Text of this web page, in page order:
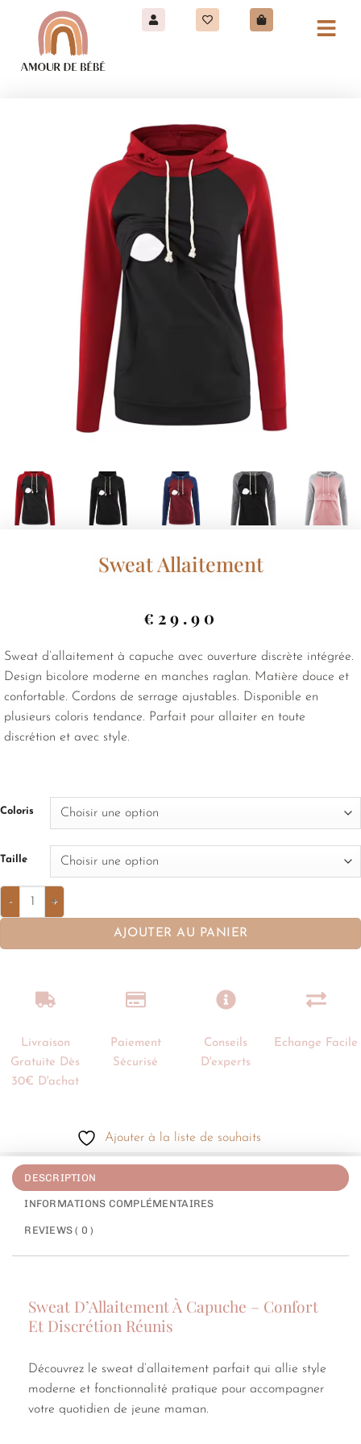
Sweat Allaitement
€ 29.90
Sweat d’allaitement à capuche avec ouverture discrète intégrée.
Design bicolore moderne en manches raglan. Matière douce et
confortable. Cordons de serrage ajustables. Disponible en
plusieurs coloris tendance. Parfait pour allaiter en toute
discrétion et avec style.
Coloris
Taille
AJOUTER AU PANIER
Livraison
Gratuite Dès
30€ D'achat
Paiement
Sécurisé
Conseils
D'experts
Echange Facile
Ajouter à la liste de souhaits
DESCRIPTION
INFORMATIONS COMPLÉMENTAIRES
REVIEWS ( 0 )
Sweat D’Allaitement À Capuche – Confort
Et Discrétion Réunis
Découvrez le sweat d’allaitement parfait qui allie style
moderne et fonctionnalité pratique pour accompagner
votre quotidien de jeune maman.